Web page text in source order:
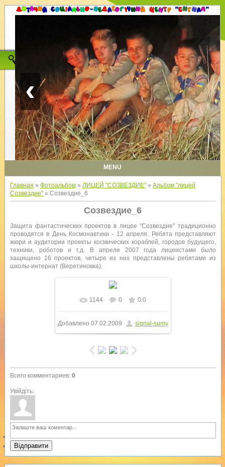
‹
MENU
Главная » Фотоальбом» ЛИЦЕЙ "СОЗВЕЗДИЕ"» Альбом "лицей
Созвездие"» Созвездие_6
Созвездие_6
Защита фантастических проектов в лицее "Созвездие" традиционно
проводятся в День Космонавтики - 12 апреля. Ребята представляют
жюри и аудитории проекты космических кораблей, городов будущего,
техники, роботов и т.д. В апреле 2007 года лицеистами было
защищено 16 проектов, четыре из них представлены ребятами из
школы-интернат (Веретиновка).
1144 0 0.0
Добавлено 07.02.2009 signal-sumy
Всего комментариев: 0
Увійдіть:
Відправити